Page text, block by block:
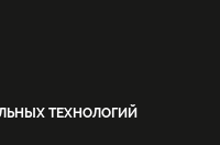
ТЕХНОЛОГИЙ